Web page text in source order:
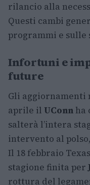
rilancio alla
Questi cambi
programmi e
Infortuni e
future
Gli aggiornamenti
aprile il UConn ha
salterà l’intera
intervento al
Il 18 febbraio
stagione finita per
rottura del